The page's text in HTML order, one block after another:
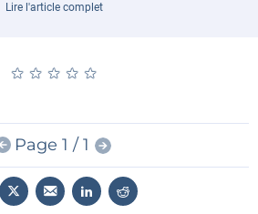
Lire l'article complet
★ ★ ★ ★ ★
★ ★ ★ ★ ★
Page 1 / 1